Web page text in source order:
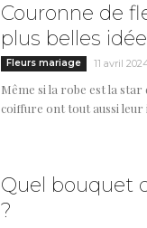
Couronne de
plus belles
Fleurs mariage 11 avril
Même si la robe est la star
coiffure ont tout aussi leur
Quel bouquet
?